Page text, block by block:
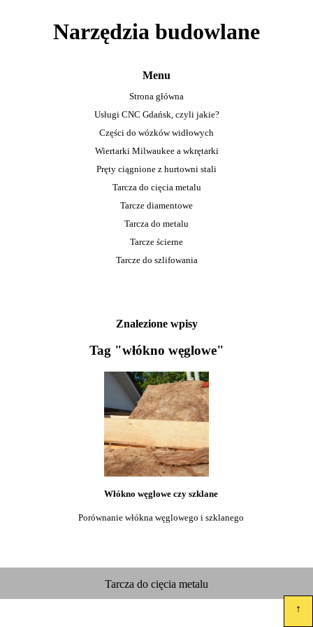
Narzędzia budowlane
Menu
Strona główna
Usługi CNC Gdańsk, czyli jakie?
Części do wózków widłowych
Wiertarki Milwaukee a wkrętarki
Pręty ciągnione z hurtowni stali
Tarcza do cięcia metalu
Tarcze diamentowe
Tarcza do metalu
Tarcze ścierne
Tarcze do szlifowania
Znalezione wpisy
Tag "włókno węglowe"
Włókno węglowe czy szklane
Porównanie włókna węglowego i szklanego
Tarcza do cięcia metalu
↑